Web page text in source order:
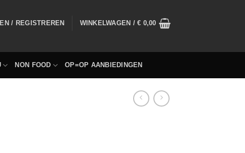
/ REGISTREREN WINKELWAGEN /€ 0,00
NON FOOD OP=OP AANBIEDINGEN